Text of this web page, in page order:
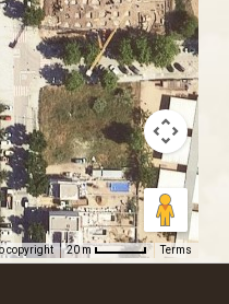
copyright 20 m Terms